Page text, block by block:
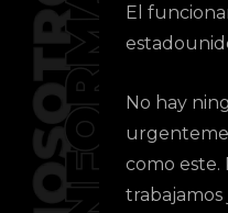
El
No hay
como este.
trabajamos